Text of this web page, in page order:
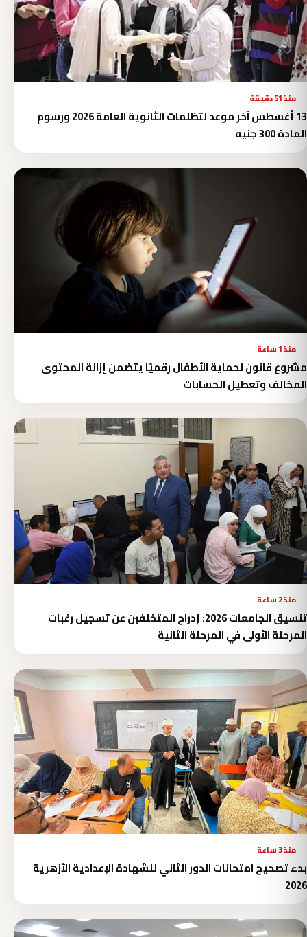
منذ 51 دقيقة
13 أغسطس آخر موعد لتظلمات الثانوية العامة 2026 ورسوم
المادة 300 جنيه
منذ 1 ساعة
مشروع قانون لحماية الأطفال رقميًا يتضمن إزالة المحتوى
المخالف وتعطيل الحسابات
منذ 2 ساعة
تنسيق الجامعات 2026: إدراج المتخلفين عن تسجيل رغبات
المرحلة الأولى في المرحلة الثانية
منذ 3 ساعة
بدء تصحيح امتحانات الدور الثاني للشهادة الإعدادية الأزهرية
2026